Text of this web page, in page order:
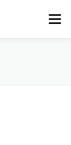
Menu